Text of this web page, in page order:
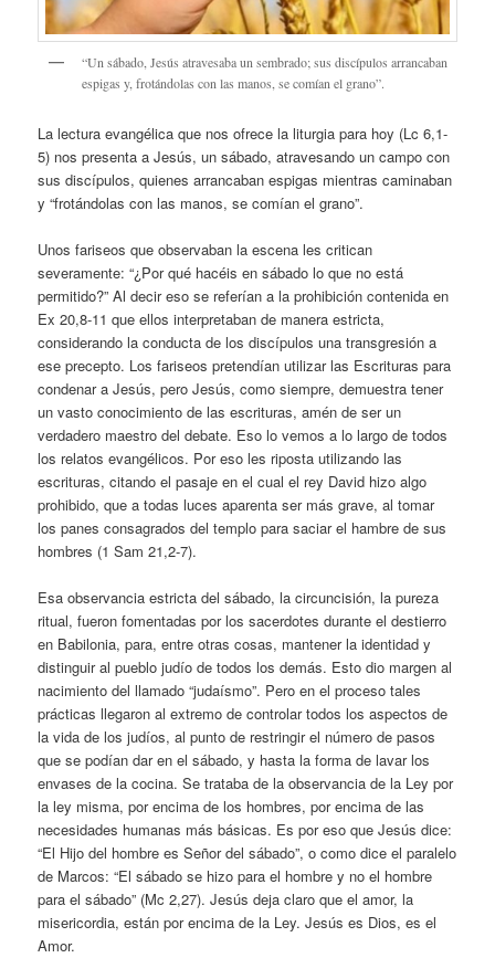
“Un sábado, Jesús atravesaba un sembrado; sus discípulos arrancaban
espigas y, frotándolas con las manos, se comían el grano”.
La lectura evangélica que nos ofrece la liturgia para hoy (Lc 6,1-
5) nos presenta a Jesús, un sábado, atravesando un campo con
sus discípulos, quienes arrancaban espigas mientras caminaban
y “frotándolas con las manos, se comían el grano”.
Unos fariseos que observaban la escena les critican
severamente: “¿Por qué hacéis en sábado lo que no está
permitido?” Al decir eso se referían a la prohibición contenida en
Ex 20,8-11 que ellos interpretaban de manera estricta,
considerando la conducta de los discípulos una transgresión a
ese precepto. Los fariseos pretendían utilizar las Escrituras para
condenar a Jesús, pero Jesús, como siempre, demuestra tener
un vasto conocimiento de las escrituras, amén de ser un
verdadero maestro del debate. Eso lo vemos a lo largo de todos
los relatos evangélicos. Por eso les riposta utilizando las
escrituras, citando el pasaje en el cual el rey David hizo algo
prohibido, que a todas luces aparenta ser más grave, al tomar
los panes consagrados del templo para saciar el hambre de sus
hombres (1 Sam 21,2-7).
Esa observancia estricta del sábado, la circuncisión, la pureza
ritual, fueron fomentadas por los sacerdotes durante el destierro
en Babilonia, para, entre otras cosas, mantener la identidad y
distinguir al pueblo judío de todos los demás. Esto dio margen al
nacimiento del llamado “judaísmo”. Pero en el proceso tales
prácticas llegaron al extremo de controlar todos los aspectos de
la vida de los judíos, al punto de restringir el número de pasos
que se podían dar en el sábado, y hasta la forma de lavar los
envases de la cocina. Se trataba de la observancia de la Ley por
la ley misma, por encima de los hombres, por encima de las
necesidades humanas más básicas. Es por eso que Jesús dice:
“El Hijo del hombre es Señor del sábado”, o como dice el paralelo
de Marcos: “El sábado se hizo para el hombre y no el hombre
para el sábado” (Mc 2,27). Jesús deja claro que el amor, la
misericordia, están por encima de la Ley. Jesús es Dios, es el
Amor.